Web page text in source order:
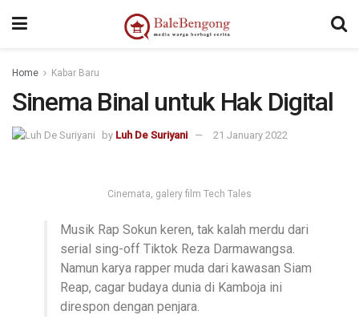
Home Kabar Baru
Sinema Binal untuk Hak Digital
by Luh De Suriyani 21 January 2022
Cinemata, galery film Tech Tales
Musik Rap Sokun keren, tak kalah merdu dari
serial sing-off Tiktok Reza Darmawangsa.
Namun karya rapper muda dari kawasan Siam
Reap, cagar budaya dunia di Kamboja ini
direspon dengan penjara.